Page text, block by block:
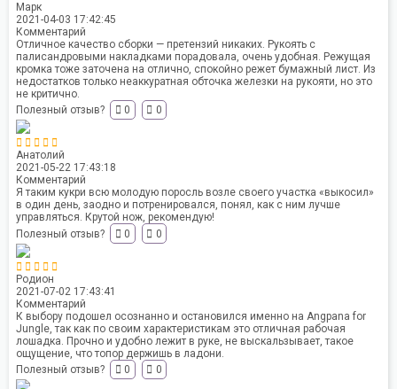
Марк
2021-04-03 17:42:45
Комментарий
Отличное качество сборки — претензий никаких. Рукоять с
палисандровыми накладками порадовала, очень удобная. Режущая
кромка тоже заточена на отлично, спокойно режет бумажный лист. Из
недостатков только неаккуратная обточка железки на рукояти, но это
не критично.
Полезный отзыв?
0 0
Анатолий
2021-05-22 17:43:18
Комментарий
Я таким кукри всю молодую поросль возле своего участка «выкосил»
в один день, заодно и потренировался, понял, как с ним лучше
управляться. Крутой нож, рекомендую!
Полезный отзыв?
0 0
Родион
2021-07-02 17:43:41
Комментарий
К выбору подошел осознанно и остановился именно на Angpana for
Jungle, так как по своим характеристикам это отличная рабочая
лошадка. Прочно и удобно лежит в руке, не выскальзывает, такое
ощущение, что топор держишь в ладони.
Полезный отзыв?
0 0